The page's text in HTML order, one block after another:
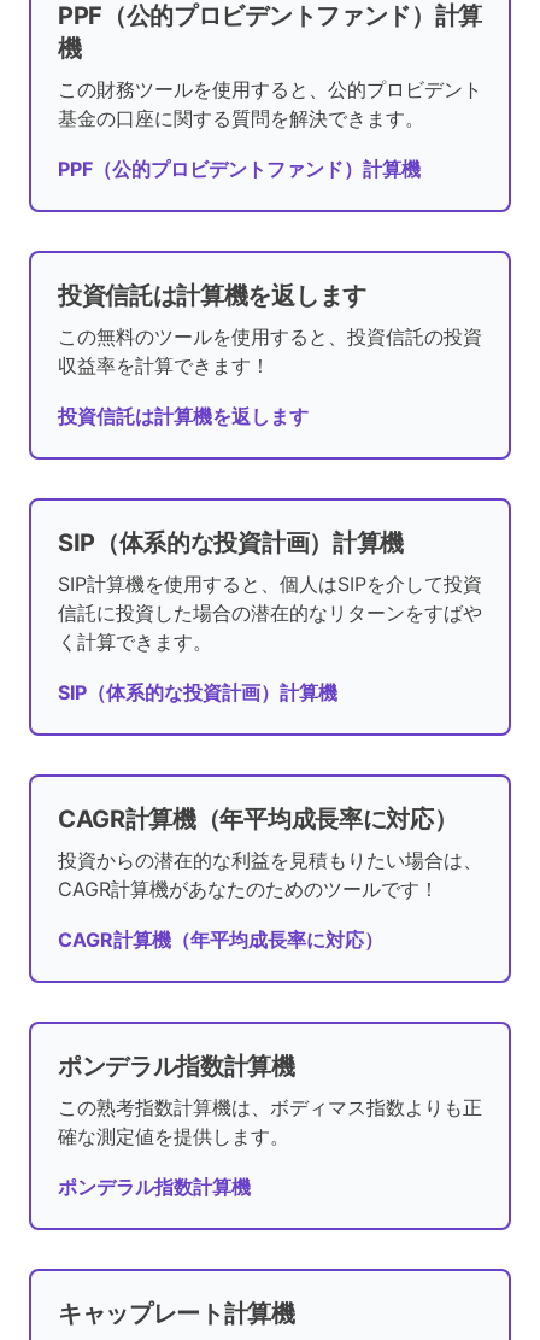
PPF（公的プロビデントファンド）計算
機
この財務ツールを使用すると、公的プロビデント
基金の口座に関する質問を解決できます。
PPF（公的プロビデントファンド）計算機
投資信託は計算機を返します
この無料のツールを使用すると、投資信託の投資
収益率を計算できます！
投資信託は計算機を返します
SIP（体系的な投資計画）計算機
SIP計算機を使用すると、個人はSIPを介して投資
信託に投資した場合の潜在的なリターンをすばや
く計算できます。
SIP（体系的な投資計画）計算機
CAGR計算機（年平均成長率に対応）
投資からの潜在的な利益を見積もりたい場合は、
CAGR計算機があなたのためのツールです！
CAGR計算機（年平均成長率に対応）
ポンデラル指数計算機
この熟考指数計算機は、ボディマス指数よりも正
確な測定値を提供します。
ポンデラル指数計算機
キャップレート計算機